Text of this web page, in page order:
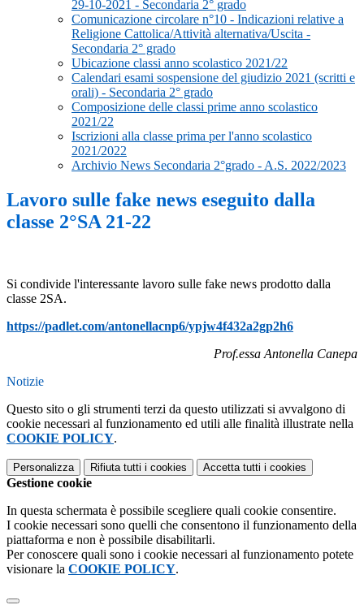
29-10-2021 - Secondaria 2° grado
Comunicazione circolare n°10 - Indicazioni relative a
Religione Cattolica/Attività alternativa/Uscita -
Secondaria 2° grado
Ubicazione classi anno scolastico 2021/22
Calendari esami sospensione del giudizio 2021 (scritti e
orali) - Secondaria 2° grado
Composizione delle classi prime anno scolastico
2021/22
Iscrizioni alla classe prima per l'anno scolastico
2021/2022
Archivio News Secondaria 2°grado - A.S. 2022/2023
Lavoro sulle fake news eseguito dalla
classe 2°SA 21-22
Si condivide l'interessante lavoro sulle fake news prodotto dalla
classe 2SA.
https://padlet.com/antonellacnp6/ypjw4f432a2gp2h6
Prof.essa Antonella Canepa
Notizie
Questo sito o gli strumenti terzi da questo utilizzati si avvalgono di
cookie necessari al funzionamento ed utili alle finalità illustrate nella
COOKIE POLICY.
Personalizza Rifiuta tutti i cookies Accetta tutti i cookies
Gestione cookie
In questa schermata è possibile scegliere quali cookie consentire.
I cookie necessari sono quelli che consentono il funzionamento della
piattaforma e non è possibile disabilitarli.
Per conoscere quali sono i cookie necessari al funzionamento potete
visionare la COOKIE POLICY.